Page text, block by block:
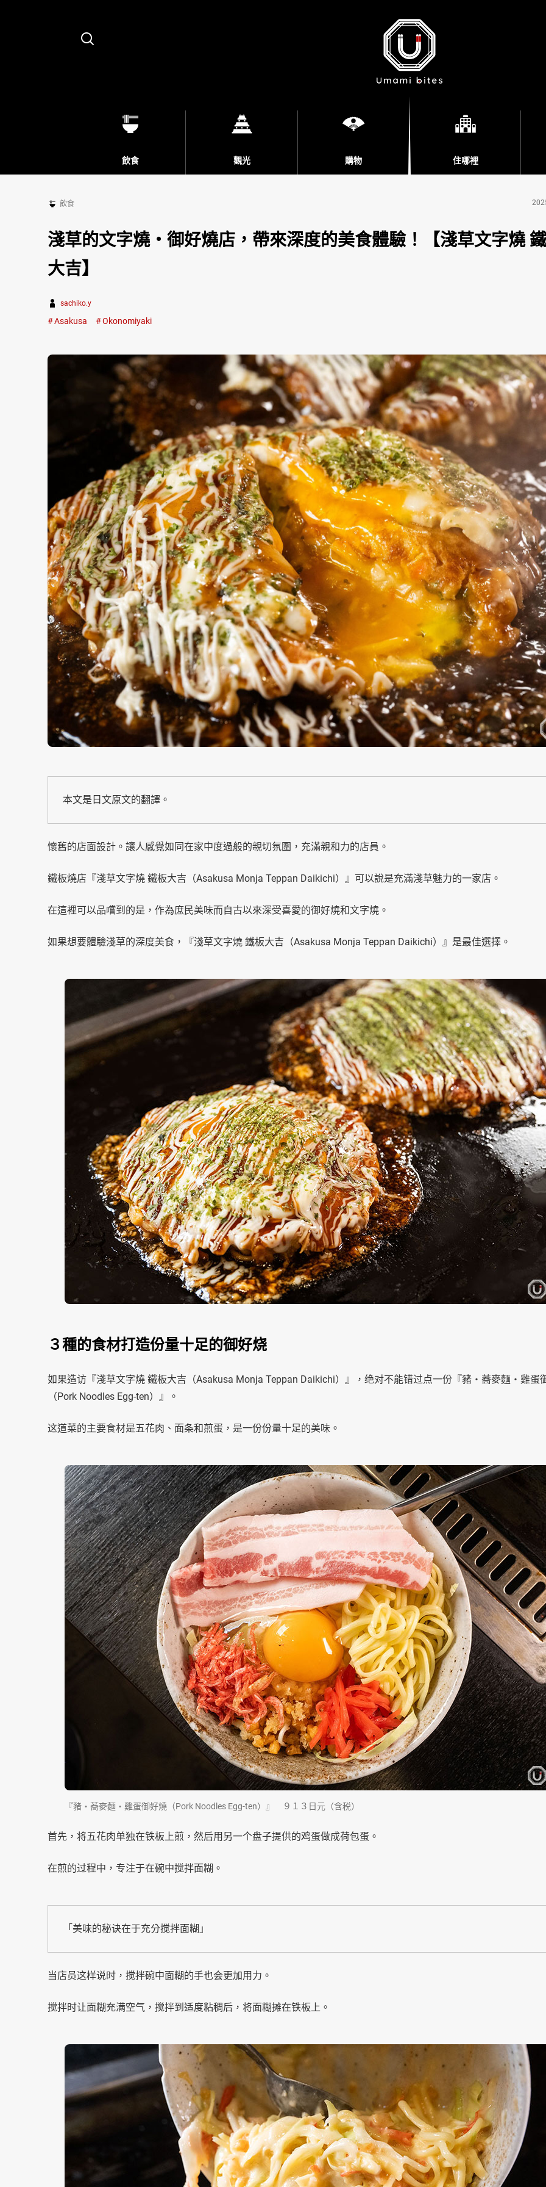
Search
飲食 觀光 購物 住哪裡
飲食
淺草的文字燒・御好燒店，帶來深度的美食體驗！【淺草文字燒
大吉】
sachiko.y
Asakusa Okonomiyaki
本文是日文原文的翻譯。
懷舊的店面設計。讓人感覺如同在家中度過般的親切氛圍，充滿親和力的店員。
鐵板燒店『淺草文字燒 鐵板大吉（Asakusa Monja Teppan Daikichi）』可以說是充滿淺草魅力的一家店。
在這裡可以品嚐到的是，作為庶民美味而自古以來深受喜愛的御好燒和文字燒。
如果想要體驗淺草的深度美食，『淺草文字燒 鐵板大吉（Asakusa Monja Teppan Daikichi）』是最佳選擇。
３種的食材打造份量十足的御好烧
如果造访『淺草文字燒 鐵板大吉（Asakusa Monja Teppan Daikichi）』，绝对不能错过点一份『豬・蕎麥麵・雞蛋
（Pork Noodles Egg-ten）』。
这道菜的主要食材是五花肉、面条和煎蛋，是一份份量十足的美味。
『豬・蕎麥麵・雞蛋御好燒（Pork Noodles Egg-ten）』 ９１３日元（含税）
首先，将五花肉单独在铁板上煎，然后用另一个盘子提供的鸡蛋做成荷包蛋。
在煎的过程中，专注于在碗中搅拌面糊。
「美味的秘诀在于充分搅拌面糊」
当店员这样说时，搅拌碗中面糊的手也会更加用力。
搅拌时让面糊充满空气，搅拌到适度粘稠后，将面糊摊在铁板上。